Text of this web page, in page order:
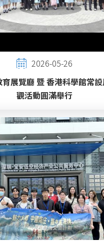
2026-05-26
育展覽廳 暨 香港科學館常
觀活動圓滿舉行